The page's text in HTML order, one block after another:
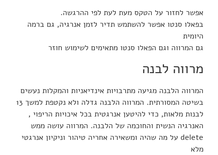
אפשר לחזור על הטקס מעת לעת לפי ההרגשה.
בפאלו סנטו אפשר להשתמש תדיר לזמן אנרגיה, גם ברמה
היומית
גם המרווה וגם הפאלו סנטו מתאימים לשימוש חוזר
מרווה לבנה
המרווה הלבנה מגיעה מתרבויות אינדיאניות והמקלות נעשים
בשיטה המסורתית. המרווה הלבנה גדלה ולא נקטפת למשך 13
לבנות מלאות, כדי להיטען אנרגטית בכל איכויות הריפוי ,
האנרגיה הנשית והחוכמה של הלבנה. המרווה עושה ממש
delete על מה שהיה ומשאירה אחריה טיהור וניקיון אנרגטי
מלא